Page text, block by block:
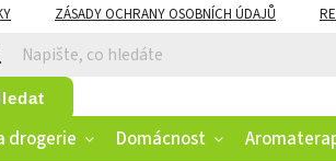
ZÁSADY OCHRANY OSOBNÍCH ÚDAJŮ
drogerie Domácnost